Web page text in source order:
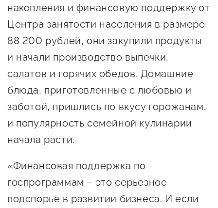
Меры поддержки в условиях
внешнего санкционного
давления
Центры поддержки
консультационного
сопровождения
Поддержка центра
Онлайн-витрина
Истории успеха
программ и молодежного
предпринимательства
О центре
накопления и финансовую поддержку от
Центра занятости населения в размере
88 200 рублей, они закупили продукты
и начали производство выпечки,
салатов и горячих обедов. Домашние
блюда, приготовленные с любовью и
заботой, пришлись по вкусу горожанам,
и популярность семейной кулинарии
начала расти.
«Финансовая поддержка по
госпрограммам – это серьезное
подспорье в развитии бизнеса. И если